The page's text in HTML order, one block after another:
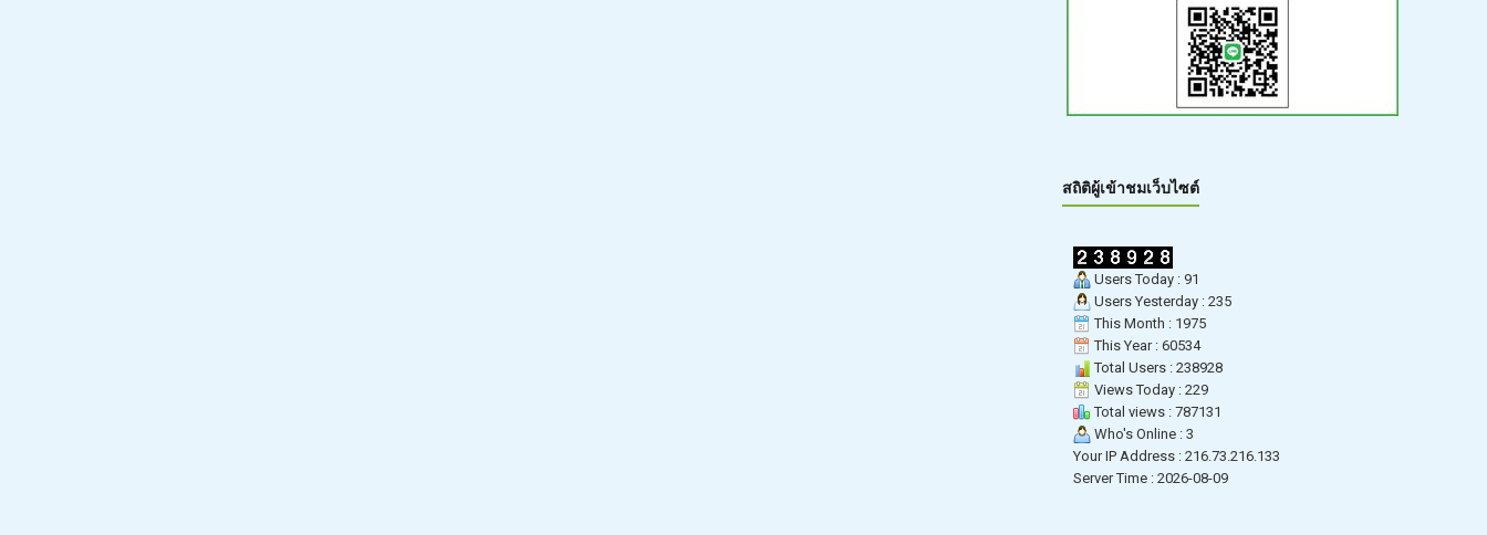
สถิติผู้เข้าชมเว็บไซต์
Users Today : 91
Users Yesterday : 235
This Month : 1975
This Year : 60534
Total Users : 238928
Views Today : 229
Total views : 787131
Who's Online : 3
Your IP Address : 216.73.216.133
Server Time : 2026-08-09